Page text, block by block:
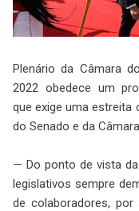
Plenário da Câmara
2022 obedece um
que exige uma
do Senado e da
— Do ponto de vista
legislativos sempre
de colaboradores,